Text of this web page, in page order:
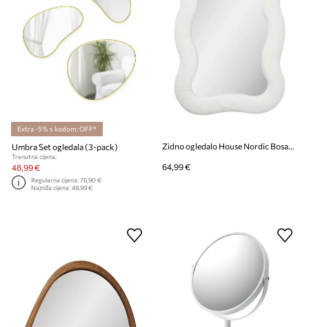
Extra -5% s kodom: OFF*
Umbra Set ogledala (3-pack)
Trenutna cijena:
48,99 €
Regularna cijena:76,90 €
Najniža cijena:49,99 €
64,99 €